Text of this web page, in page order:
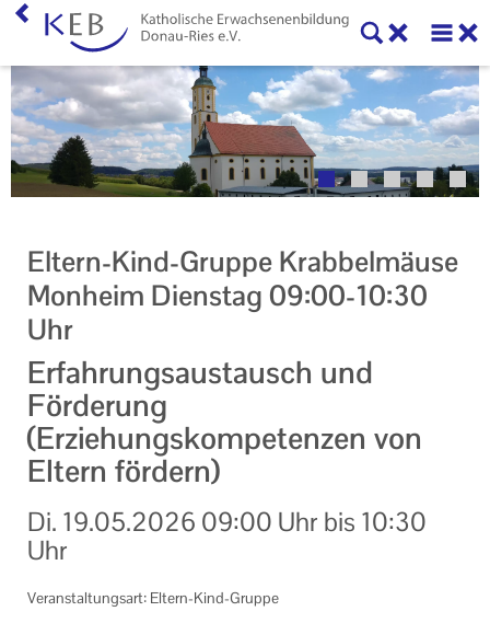
Eltern-Kind-Gruppe Krabbelmäuse
Monheim Dienstag 09:00-10:30
Uhr
Erfahrungsaustausch und
Förderung
(Erziehungskompetenzen von
Eltern fördern)
Di. 19.05.2026 09:00 Uhr bis 10:30
Uhr
Veranstaltungsart: Eltern-Kind-Gruppe
Home
Willkommen
Veranstaltungen
Zentrale Veranstaltungen
Eltern-Kind-Gruppen
Gymnastikkurse
Alle Veranstaltungen
Ansprechpartner
Informationen
Machen Sie mit!
Ihr Kontakt zu uns